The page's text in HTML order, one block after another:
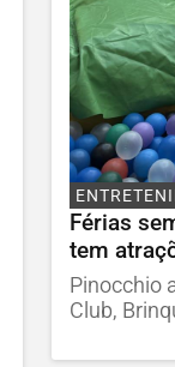
Férias
tem
Pinocchio
Club,